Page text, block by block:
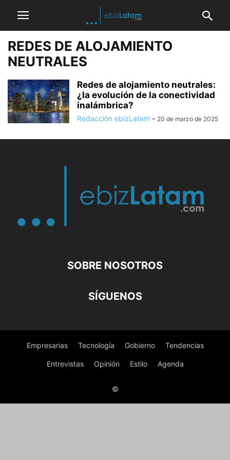
REDES DE ALOJAMIENTO
NEUTRALES
Redes de alojamiento neutrales:
¿la evolución de la conectividad
inalámbrica?
Redacción ebizLatam - 20 de marzo de 2025
SOBRE NOSOTROS
SÍGUENOS
Empresarias Tecnología Gobierno Tendencias
Entrevistas Opinión Estilo Agenda
©